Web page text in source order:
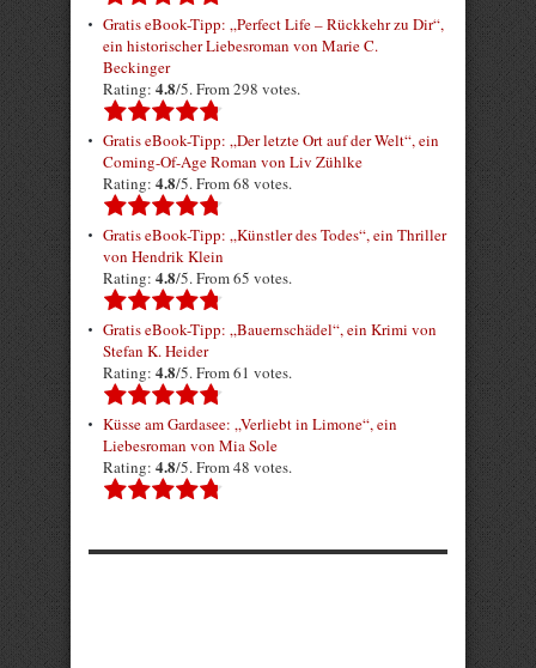
Gratis eBook-Tipp: „Perfect Life – Rückkehr zu Dir“,
ein historischer Liebesroman von Marie C.
Beckinger
Rating: 4.8/5. From 298 votes.
Gratis eBook-Tipp: „Der letzte Ort auf der Welt“, ein
Coming-Of-Age Roman von Liv Zühlke
Rating: 4.8/5. From 68 votes.
Gratis eBook-Tipp: „Künstler des Todes“, ein Thriller
von Hendrik Klein
Rating: 4.8/5. From 65 votes.
Gratis eBook-Tipp: „Bauernschädel“, ein Krimi von
Stefan K. Heider
Rating: 4.8/5. From 61 votes.
Küsse am Gardasee: „Verliebt in Limone“, ein
Liebesroman von Mia Sole
Rating: 4.8/5. From 48 votes.